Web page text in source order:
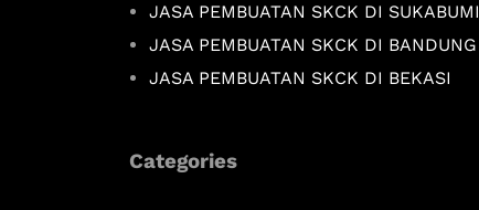
JASA PEMBUATAN SKCK DI SUKABUMI
JASA PEMBUATAN SKCK DI BANDUNG
JASA PEMBUATAN SKCK DI BEKASI
Categories